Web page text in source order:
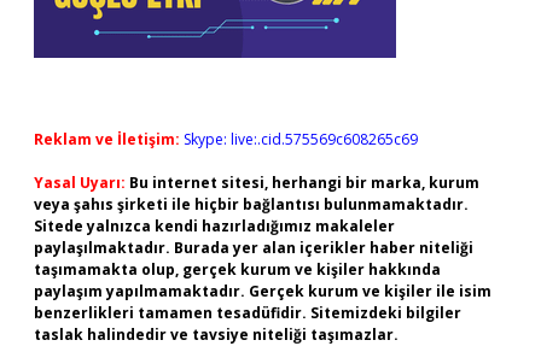
Reklam ve İletişim: Skype: live:.cid.575569c608265c69
Yasal Uyarı: Bu internet sitesi, herhangi bir marka, kurum
veya şahıs şirketi ile hiçbir bağlantısı bulunmamaktadır.
Sitede yalnızca kendi hazırladığımız makaleler
paylaşılmaktadır. Burada yer alan içerikler haber niteliği
taşımamakta olup, gerçek kurum ve kişiler hakkında
paylaşım yapılmamaktadır. Gerçek kurum ve kişiler ile isim
benzerlikleri tamamen tesadüfidir. Sitemizdeki bilgiler
taslak halindedir ve tavsiye niteliği taşımazlar.